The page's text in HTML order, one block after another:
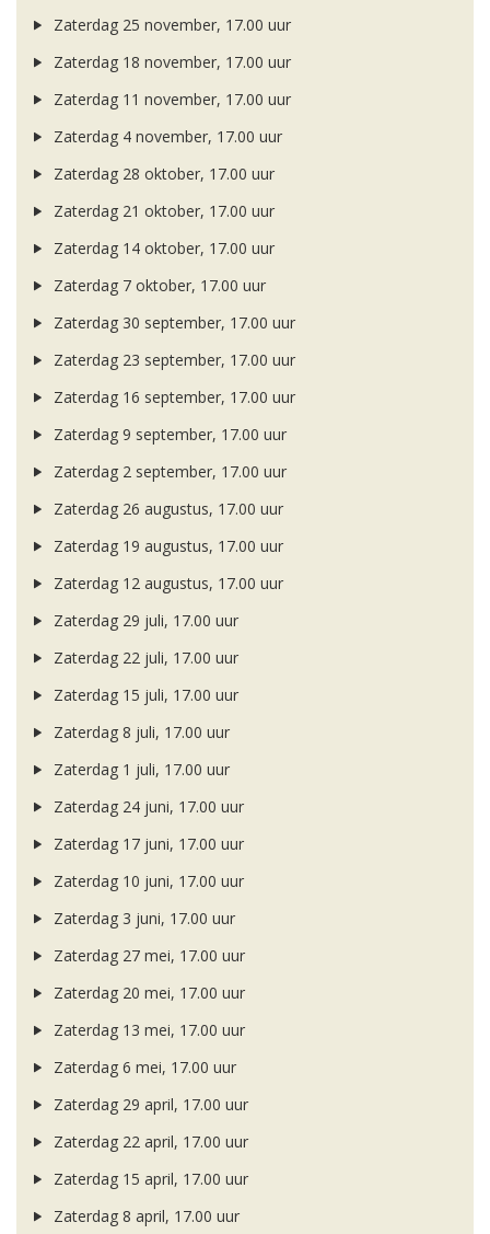
Zaterdag 25 november, 17.00 uur
Zaterdag 18 november, 17.00 uur
Zaterdag 11 november, 17.00 uur
Zaterdag 4 november, 17.00 uur
Zaterdag 28 oktober, 17.00 uur
Zaterdag 21 oktober, 17.00 uur
Zaterdag 14 oktober, 17.00 uur
Zaterdag 7 oktober, 17.00 uur
Zaterdag 30 september, 17.00 uur
Zaterdag 23 september, 17.00 uur
Zaterdag 16 september, 17.00 uur
Zaterdag 9 september, 17.00 uur
Zaterdag 2 september, 17.00 uur
Zaterdag 26 augustus, 17.00 uur
Zaterdag 19 augustus, 17.00 uur
Zaterdag 12 augustus, 17.00 uur
Zaterdag 29 juli, 17.00 uur
Zaterdag 22 juli, 17.00 uur
Zaterdag 15 juli, 17.00 uur
Zaterdag 8 juli, 17.00 uur
Zaterdag 1 juli, 17.00 uur
Zaterdag 24 juni, 17.00 uur
Zaterdag 17 juni, 17.00 uur
Zaterdag 10 juni, 17.00 uur
Zaterdag 3 juni, 17.00 uur
Zaterdag 27 mei, 17.00 uur
Zaterdag 20 mei, 17.00 uur
Zaterdag 13 mei, 17.00 uur
Zaterdag 6 mei, 17.00 uur
Zaterdag 29 april, 17.00 uur
Zaterdag 22 april, 17.00 uur
Zaterdag 15 april, 17.00 uur
Zaterdag 8 april, 17.00 uur